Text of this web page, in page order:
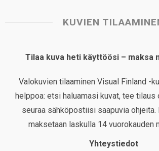
KUVIEN
Tilaa kuva heti käyttöösi – maksa
Valokuvien tilaaminen Visual Finland -
helppoa: etsi haluamasi kuvat, tee
seuraa sähköpostiisi saapuvia ohjeita.
maksetaan laskulla 14 vuorokauden
Yhteystiedot